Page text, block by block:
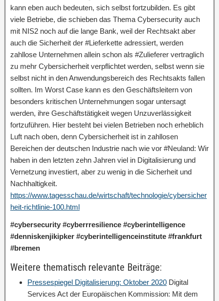
kann eben auch bedeuten, sich selbst fortzubilden. Es gibt
viele Betriebe, die schieben das Thema Cybersecurity auch
mit NIS2 noch auf die lange Bank, weil der Rechtsakt aber
auch die Sicherheit der #Lieferkette adressiert, werden
zahllose Unternehmen allein schon als #Zulieferer vertraglich
zu mehr Cybersicherheit verpflichtet werden, selbst wenn sie
selbst nicht in den Anwendungsbereich des Rechtsakts fallen
sollten. Im Worst Case kann es den Geschäftsleitern von
besonders kritischen Unternehmungen sogar untersagt
werden, ihre Geschäftstätigkeit wegen Unzuverlässigkeit
fortzuführen. Hier besteht bei vielen Betrieben noch erheblich
Luft nach oben, denn Cybersicherheit ist in zahllosen
Bereichen der deutschen Industrie nach wie vor #Neuland: Wir
haben in den letzten zehn Jahren viel in Digitalisierung und
Vernetzung investiert, aber zu wenig in die Sicherheit und
Nachhaltigkeit.
https://www.tagesschau.de/wirtschaft/technologie/cybersicher
heit-richtlinie-100.html
#cybersecurity #cyberrresilience #cyberintelligence
#denniskenjikipker #cyberintelligenceinstitute #frankfurt
#bremen
Weitere thematisch relevante Beiträge:
Pressespiegel Digitalisierung: Oktober 2020 Digital
Services Act der Europäischen Kommission: Mit dem